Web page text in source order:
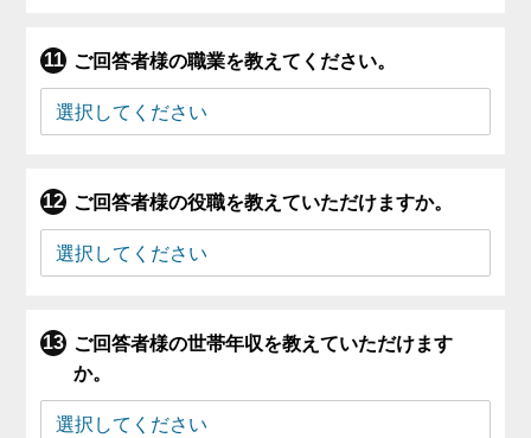
ご回答者様の職業を教えてください。
ご回答者様の役職を教えていただけますか。
ご回答者様の世帯年収を教えていただけます
か。